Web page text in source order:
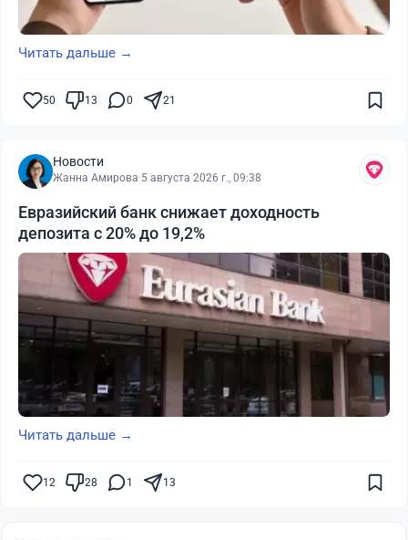
Читать дальше →
50 13 0 21
Новости
Жанна Амирова·5 августа 2026 г., 09:38
Евразийский банк снижает доходность
депозита с 20% до 19,2%
Читать дальше →
12 28 1 13